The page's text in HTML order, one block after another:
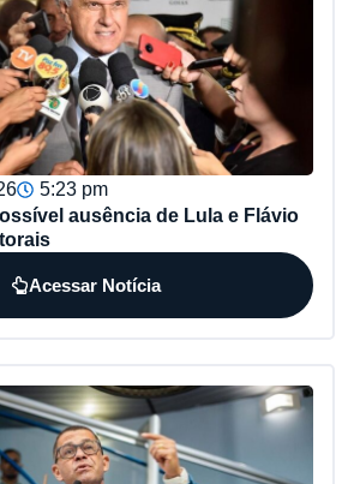
5:23 pm
ausência de Lula e Flávio
Acessar Notícia